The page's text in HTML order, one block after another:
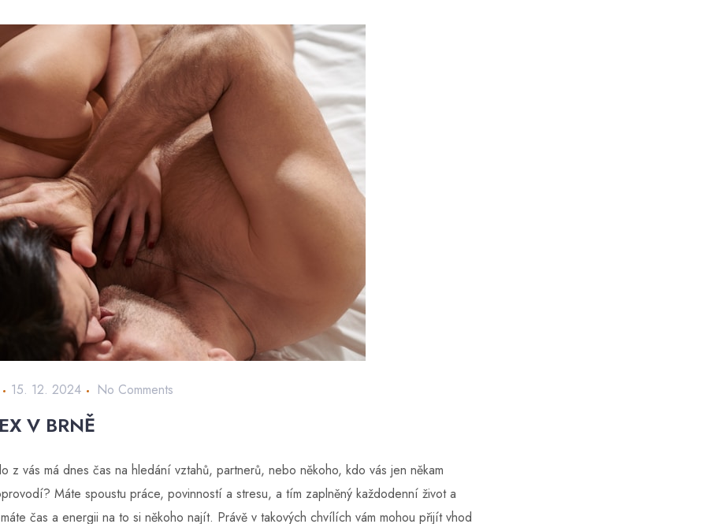
15. 12. 2024 No Comments
V BRNĚ
z vás má dnes čas na hledání vztahů, partnerů, nebo někoho, kdo vás jen někam
Máte spoustu práce, povinností a stresu, a tím zaplněný každodenní život a
čas a energii na to si někoho najít. Právě v takových chvílích vám mohou přijít vhod